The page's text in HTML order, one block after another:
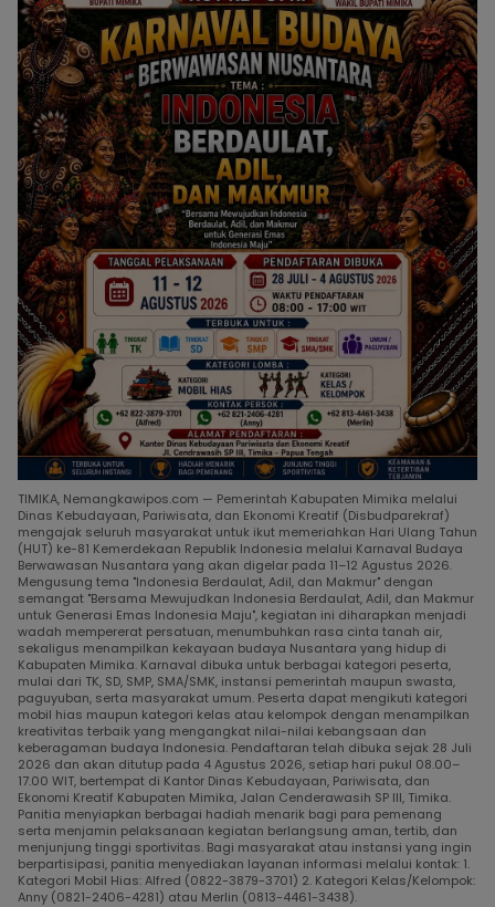
TIMIKA, Nemangkawipos.com — Pemerintah Kabupaten Mimika melalui
Dinas Kebudayaan, Pariwisata, dan Ekonomi Kreatif (Disbudparekraf)
mengajak seluruh masyarakat untuk ikut memeriahkan Hari Ulang Tahun
(HUT) ke-81 Kemerdekaan Republik Indonesia melalui Karnaval Budaya
Berwawasan Nusantara yang akan digelar pada 11–12 Agustus 2026.
Mengusung tema "Indonesia Berdaulat, Adil, dan Makmur" dengan
semangat "Bersama Mewujudkan Indonesia Berdaulat, Adil, dan Makmur
untuk Generasi Emas Indonesia Maju", kegiatan ini diharapkan menjadi
wadah mempererat persatuan, menumbuhkan rasa cinta tanah air,
sekaligus menampilkan kekayaan budaya Nusantara yang hidup di
Kabupaten Mimika. Karnaval dibuka untuk berbagai kategori peserta,
mulai dari TK, SD, SMP, SMA/SMK, instansi pemerintah maupun swasta,
paguyuban, serta masyarakat umum. Peserta dapat mengikuti kategori
mobil hias maupun kategori kelas atau kelompok dengan menampilkan
kreativitas terbaik yang mengangkat nilai-nilai kebangsaan dan
keberagaman budaya Indonesia. Pendaftaran telah dibuka sejak 28 Juli
2026 dan akan ditutup pada 4 Agustus 2026, setiap hari pukul 08.00–
17.00 WIT, bertempat di Kantor Dinas Kebudayaan, Pariwisata, dan
Ekonomi Kreatif Kabupaten Mimika, Jalan Cenderawasih SP III, Timika.
Panitia menyiapkan berbagai hadiah menarik bagi para pemenang
serta menjamin pelaksanaan kegiatan berlangsung aman, tertib, dan
menjunjung tinggi sportivitas. Bagi masyarakat atau instansi yang ingin
berpartisipasi, panitia menyediakan layanan informasi melalui kontak: 1.
Kategori Mobil Hias: Alfred (0822-3879-3701) 2. Kategori Kelas/Kelompok:
Anny (0821-2406-4281) atau Merlin (0813-4461-3438).